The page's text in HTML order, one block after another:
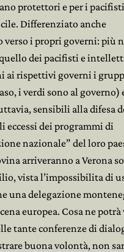
protettori e per i
Differenziato anche
verso i propri governi: più
dei pacifisti e
ai rispettivi governi i
i verdi sono al governo)
sensibili alla difesa
eccessi dei programmi di
nazionale” del loro
arriveranno a Verona
vista l’impossibilita di
una delegazione
europea. Cosa ne
tante conferenze di
buona volontà, non